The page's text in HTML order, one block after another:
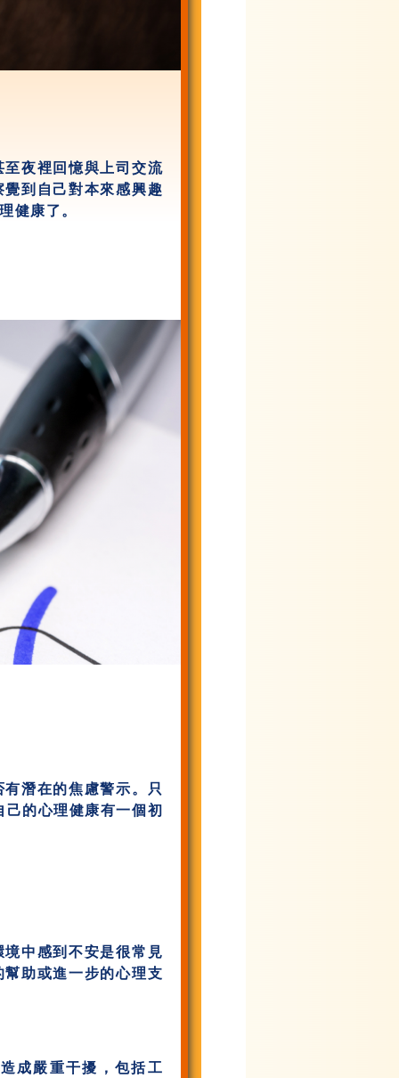
夜裡回憶與上司交流
到自己對本來感興趣
健康了。
潛在的焦慮警示。只
的心理健康有一個初
中感到不安是很常見
助或進一步的心理支
成嚴重干擾，包括工